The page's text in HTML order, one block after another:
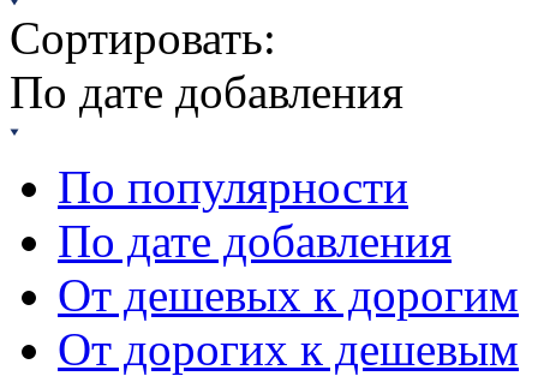
Сортировать:
По дате добавления
По популярности
По дате добавления
От дешевых к дорогим
От дорогих к дешевым